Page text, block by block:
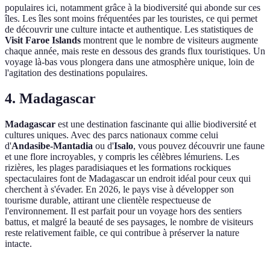
populaires ici, notamment grâce à la biodiversité qui abonde sur ces
îles. Les îles sont moins fréquentées par les touristes, ce qui permet
de découvrir une culture intacte et authentique. Les statistiques de
Visit Faroe Islands montrent que le nombre de visiteurs augmente
chaque année, mais reste en dessous des grands flux touristiques. Un
voyage là-bas vous plongera dans une atmosphère unique, loin de
l'agitation des destinations populaires.
4. Madagascar
Madagascar est une destination fascinante qui allie biodiversité et
cultures uniques. Avec des parcs nationaux comme celui
d'Andasibe-Mantadia ou d'Isalo, vous pouvez découvrir une faune
et une flore incroyables, y compris les célèbres lémuriens. Les
rizières, les plages paradisiaques et les formations rockiques
spectaculaires font de Madagascar un endroit idéal pour ceux qui
cherchent à s'évader. En 2026, le pays vise à développer son
tourisme durable, attirant une clientèle respectueuse de
l'environnement. Il est parfait pour un voyage hors des sentiers
battus, et malgré la beauté de ses paysages, le nombre de visiteurs
reste relativement faible, ce qui contribue à préserver la nature
intacte.